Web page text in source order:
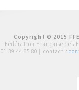
Copyright © 2015
Fédération Française des
01 39 44 65 80 | contact :